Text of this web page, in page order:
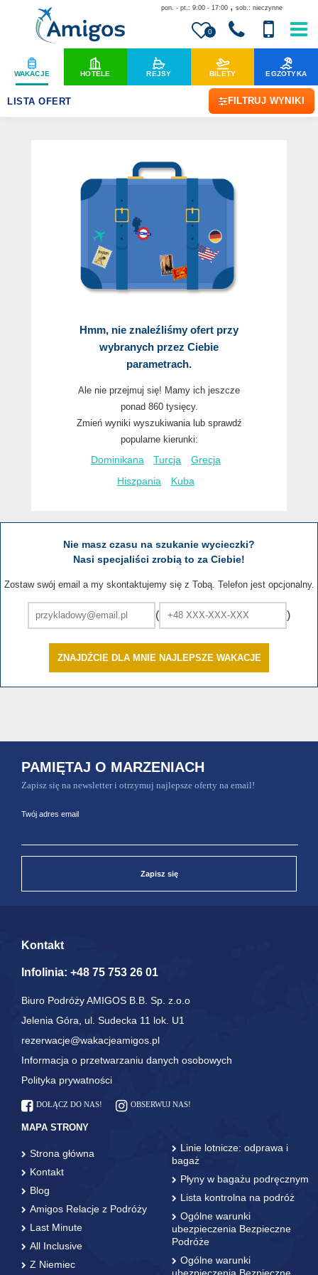
0
pon. - pt.: 9:00 - 17:00 , sob.: nieczynne
WAKACJE HOTELE REJSY BILETY EGZOTYKA
LISTA OFERT FILTRUJ WYNIKI
Hmm, nie znaleźliśmy ofert przy
wybranych przez Ciebie
parametrach.
Ale nie przejmuj się! Mamy ich jeszcze
ponad 860 tysięcy.
Zmień wyniki wyszukiwania lub sprawdź
popularne kierunki:
Dominikana
Turcja Grecja
Hiszpania Kuba
Nie masz czasu na szukanie wycieczki?
Nasi specjaliści zrobią to za Ciebie!
Zostaw swój email a my skontaktujemy się z Tobą. Telefon jest opcjonalny.
( )
ZNAJDŹCIE DLA MNIE NAJLEPSZE WAKACJE
PAMIĘTAJ O MARZENIACH
Zapisz się na newsletter i otrzymuj najlepsze oferty na email!
Twój adres email
Zapisz się
Kontakt
Infolinia: +48 75 753 26 01
Biuro Podróży AMIGOS B.B. Sp. z.o.o
Jelenia Góra, ul. Sudecka 11 lok. U1
rezerwacje@wakacjeamigos.pl
Informacja o przetwarzaniu danych osobowych
Polityka prywatności
DOŁĄCZ DO NAS! OBSERWUJ NAS!
MAPA STRONY
Strona główna
Kontakt
Blog
Amigos Relacje z Podróży
Last Minute
All Inclusive
Z Niemiec
Linie lotnicze: odprawa i
bagaż
Płyny w bagażu podręcznym
Lista kontrolna na podróż
Ogólne warunki
ubezpieczenia Bezpieczne
Podróże
Ogólne warunki